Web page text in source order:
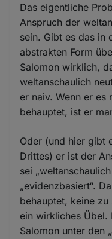
Das eigentliche
Anspruch der
sein. Gibt es das in
abstrakten Form
Salomon wirklich,
weltanschaulich
er naiv. Wenn er es
behauptet, ist er
Oder (und hier gibt
Drittes) er ist der
sei
„evidenzbasiert“.
behauptet, keine
ein wirkliches Übel.
Salomon unter den